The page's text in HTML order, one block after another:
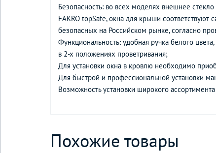
Безопасность: во всех моделях внешнее
FAKRO topSafe, окна для крыши
безопасных на Российском рынке, согласно
Функциональность: удобная ручка белого
в 2-х положениях проветривания;
Для установки окна в кровлю необходимо
Для быстрой и профессиональной установки
Возможность установки широкого
Похожие товары